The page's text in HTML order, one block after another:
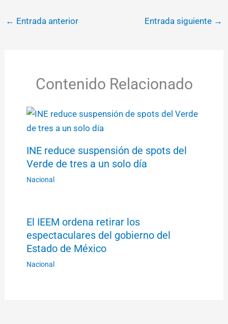
← Entrada anterior Entrada siguiente →
Contenido Relacionado
INE reduce suspensión de spots del
Verde de tres a un solo día
Nacional
El IEEM ordena retirar los
espectaculares del gobierno del
Estado de México
Nacional